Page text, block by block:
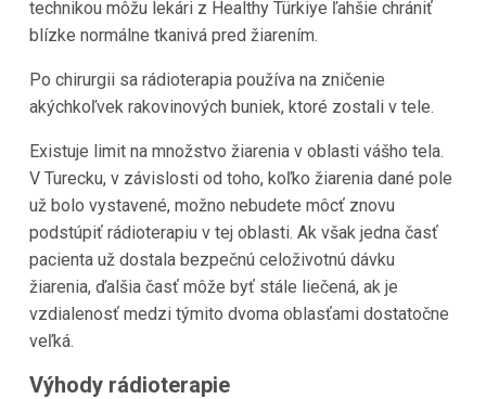
technikou môžu lekári z Healthy Türkiye ľahšie chrániť
blízke normálne tkanivá pred žiarením.
Po chirurgii sa rádioterapia používa na zničenie
akýchkoľvek rakovinových buniek, ktoré zostali v tele.
Existuje limit na množstvo žiarenia v oblasti vášho tela.
V Turecku, v závislosti od toho, koľko žiarenia dané pole
už bolo vystavené, možno nebudete môcť znovu
podstúpiť rádioterapiu v tej oblasti. Ak však jedna časť
pacienta už dostala bezpečnú celoživotnú dávku
žiarenia, ďalšia časť môže byť stále liečená, ak je
vzdialenosť medzi týmito dvoma oblasťami dostatočne
veľká.
Výhody rádioterapie